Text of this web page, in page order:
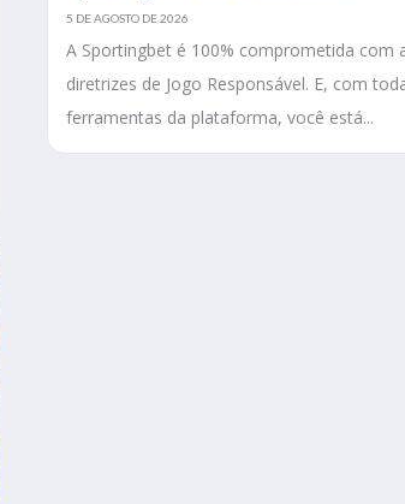
5 DE AGOSTO DE 2026
A Sportingbet é 100% comprometida com
diretrizes de Jogo Responsável. E, com
ferramentas da plataforma, você está...